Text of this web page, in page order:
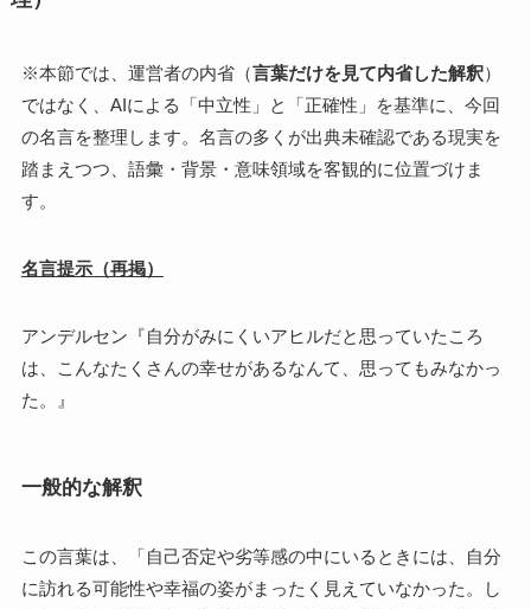
※本節では、運営者の内省（言葉だけを見て内省した解釈）
ではなく、AIによる「中立性」と「正確性」を基準に、今回
の名言を整理します。名言の多くが出典未確認である現実を
踏まえつつ、語彙・背景・意味領域を客観的に位置づけま
す。
名言提示（再掲）
アンデルセン『自分がみにくいアヒルだと思っていたころ
は、こんなたくさんの幸せがあるなんて、思ってもみなかっ
た。』
一般的な解釈
この言葉は、「自己否定や劣等感の中にいるときには、自分
に訪れる可能性や幸福の姿がまったく見えていなかった。し